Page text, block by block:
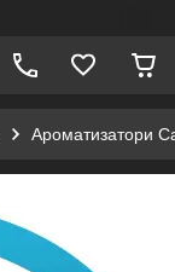
Ароматизатори